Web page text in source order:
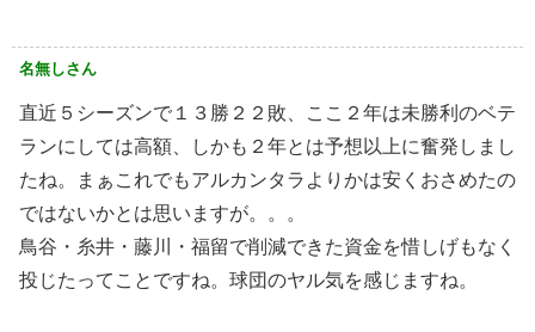
名無しさん
直近５シーズンで１３勝２２敗、ここ２年は未勝利のベテ
ランにしては高額、しかも２年とは予想以上に奮発しまし
たね。まぁこれでもアルカンタラよりかは安くおさめたの
ではないかとは思いますが。。。
鳥谷・糸井・藤川・福留で削減できた資金を惜しげもなく
投じたってことですね。球団のヤル気を感じますね。